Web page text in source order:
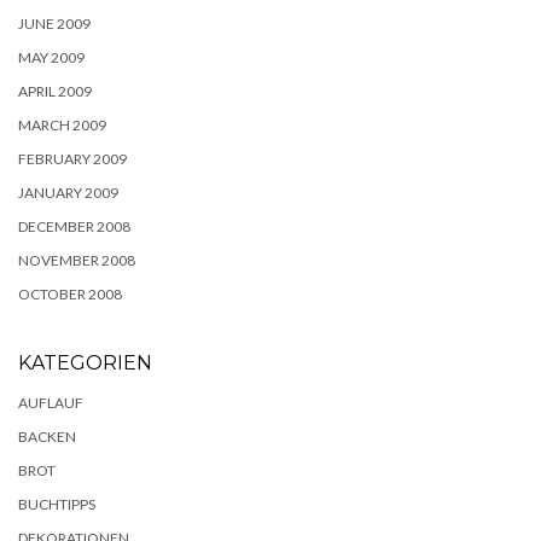
JUNE 2009
MAY 2009
APRIL 2009
MARCH 2009
FEBRUARY 2009
JANUARY 2009
DECEMBER 2008
NOVEMBER 2008
OCTOBER 2008
KATEGORIEN
AUFLAUF
BACKEN
BROT
BUCHTIPPS